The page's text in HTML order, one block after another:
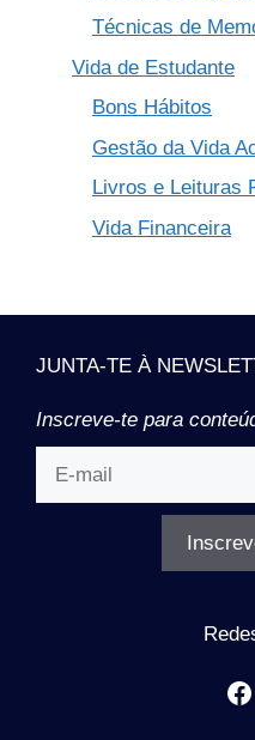
Técnicas de
Vida de Estudante
Bons Hábitos
Gestão da Vida
Livros e Leituras
Vida Financeira
JUNTA-TE À
Inscreve-te para